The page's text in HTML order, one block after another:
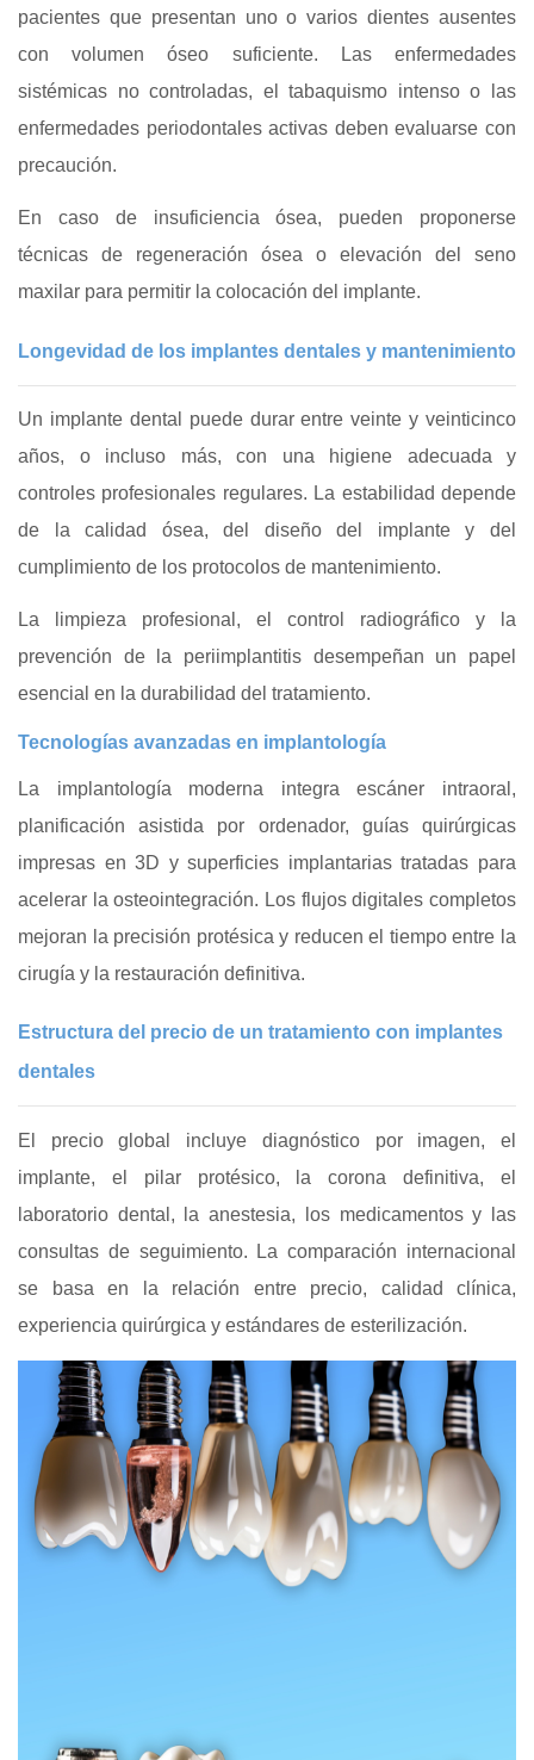
pacientes que presentan uno o varios dientes ausentes
con volumen óseo suficiente. Las enfermedades
sistémicas no controladas, el tabaquismo intenso o las
enfermedades periodontales activas deben evaluarse con
precaución.
En caso de insuficiencia ósea, pueden proponerse
técnicas de regeneración ósea o elevación del seno
maxilar para permitir la colocación del implante.
Longevidad de los implantes dentales y mantenimiento
Un implante dental puede durar entre veinte y veinticinco
años, o incluso más, con una higiene adecuada y
controles profesionales regulares. La estabilidad depende
de la calidad ósea, del diseño del implante y del
cumplimiento de los protocolos de mantenimiento.
La limpieza profesional, el control radiográfico y la
prevención de la periimplantitis desempeñan un papel
esencial en la durabilidad del tratamiento.
Tecnologías avanzadas en implantología
La implantología moderna integra escáner intraoral,
planificación asistida por ordenador, guías quirúrgicas
impresas en 3D y superficies implantarias tratadas para
acelerar la osteointegración. Los flujos digitales completos
mejoran la precisión protésica y reducen el tiempo entre la
cirugía y la restauración definitiva.
Estructura del precio de un tratamiento con implantes
dentales
El precio global incluye diagnóstico por imagen, el
implante, el pilar protésico, la corona definitiva, el
laboratorio dental, la anestesia, los medicamentos y las
consultas de seguimiento. La comparación internacional
se basa en la relación entre precio, calidad clínica,
experiencia quirúrgica y estándares de esterilización.